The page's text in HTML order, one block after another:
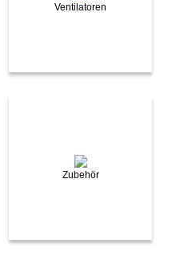
Ventilatoren
Zubehör